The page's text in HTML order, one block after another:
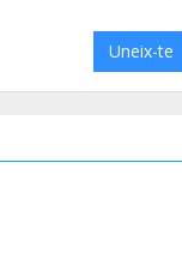
Uneix-te